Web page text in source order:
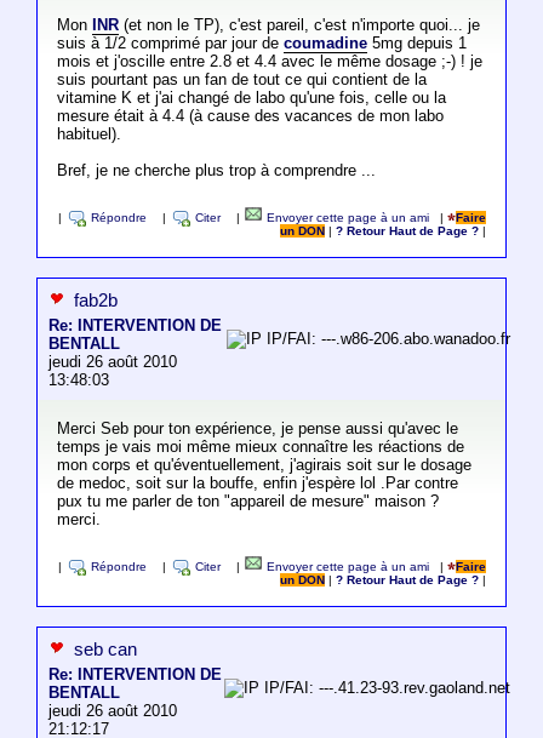
Mon
INR(et non le TP), c'est pareil, c'est n'importe quoi... je
suis à 1/2 comprimé par jour de coumadine5mg depuis 1
mois et j'oscille entre 2.8 et 4.4 avec le même dosage ;-) ! je
suis pourtant pas un fan de tout ce qui contient de la
vitamine K et j'ai changé de labo qu'une fois, celle ou la
mesure était à 4.4 (à cause des vacances de mon labo
habituel).
Bref, je ne cherche plus trop à comprendre ...
Répondre Citer Envoyer cette page à un ami |
Faire
un DON
|? Retour Haut de Page ?
fab2b
Re: INTERVENTION DE
BENTALL
jeudi 26 août 2010
13:48:03
IP/FAI: ---.w86-206.abo.wanadoo.fr
Merci Seb pour ton expérience, je pense aussi qu'avec le
temps je vais moi même mieux connaître les réactions de
mon corps et qu'éventuellement, j'agirais soit sur le dosage
de medoc, soit sur la bouffe, enfin j'espère lol .Par contre
pux tu me parler de ton "appareil de mesure" maison ?
merci.
Répondre Citer Envoyer cette page à un ami |
Faire
un DON
|? Retour Haut de Page ?
seb can
Re: INTERVENTION DE
BENTALL
jeudi 26 août 2010
21:12:17
IP/FAI: ---.41.23-93.rev.gaoland.net